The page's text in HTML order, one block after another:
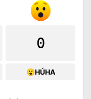
0
😮HÚHA